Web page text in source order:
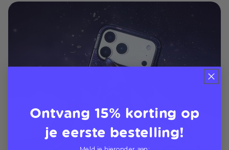
Ontvang 15% korting op
je eerste bestelling!